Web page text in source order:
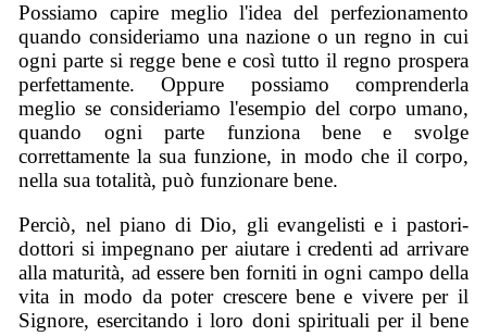
Possiamo capire meglio l'idea del perfezionamento
quando consideriamo una nazione o un regno in cui
ogni parte si regge bene e così tutto il regno prospera
perfettamente. Oppure possiamo comprenderla
meglio se consideriamo l'esempio del corpo umano,
quando ogni parte funziona bene e svolge
correttamente la sua funzione, in modo che il corpo,
nella sua totalità, può funzionare bene.
Perciò, nel piano di Dio, gli evangelisti e i pastori-
dottori si impegnano per aiutare i credenti ad arrivare
alla maturità, ad essere ben forniti in ogni campo della
vita in modo da poter crescere bene e vivere per il
Signore, esercitando i loro doni spirituali per il bene